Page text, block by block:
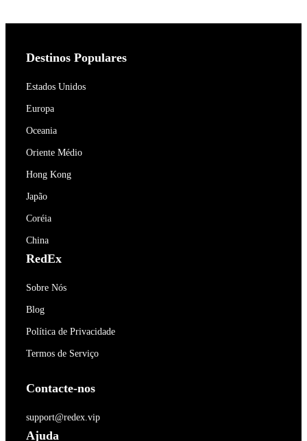
Destinos Populares
Estados Unidos
Europa
Oceania
Oriente Médio
Hong Kong
Japão
Coréia
China
RedEx
Sobre Nós
Blog
Política de Privacidade
Termos de Serviço
Contacte-nos
support@redex.vip
Ajuda